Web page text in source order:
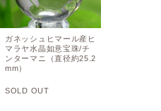
ガネッシュヒマール産ヒ
マラヤ水晶如意宝珠/チ
ンターマニ（直径約25.2
mm）
SOLD OUT